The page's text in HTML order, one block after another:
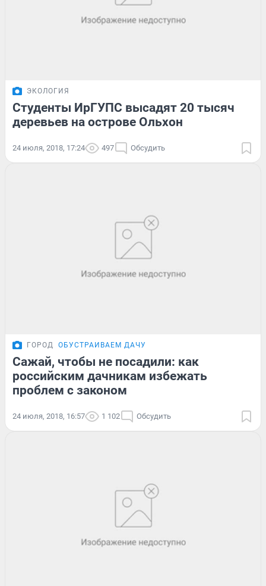
ЭКОЛОГИЯ
Студенты ИрГУПС высадят 20 тысяч
деревьев на острове Ольхон
24 июля, 2018, 17:24 497 Обсудить
ГОРОД ОБУСТРАИВАЕМ ДАЧУ
Сажай, чтобы не посадили: как
российским дачникам избежать
проблем с законом
24 июля, 2018, 16:57 1 102 Обсудить